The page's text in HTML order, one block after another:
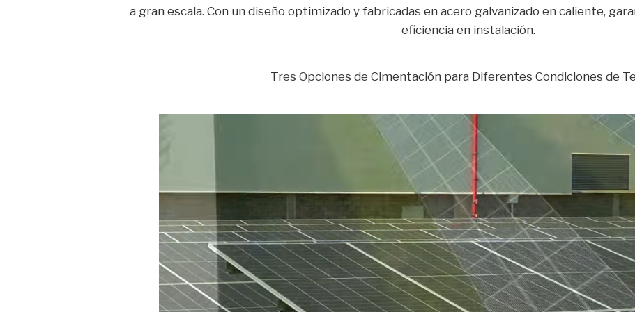
a gran escala. Con un diseño optimizado y fabricadas en acero galvanizado en caliente,
eficiencia en instalación.
Tres Opciones de Cimentación para Diferentes Condiciones de